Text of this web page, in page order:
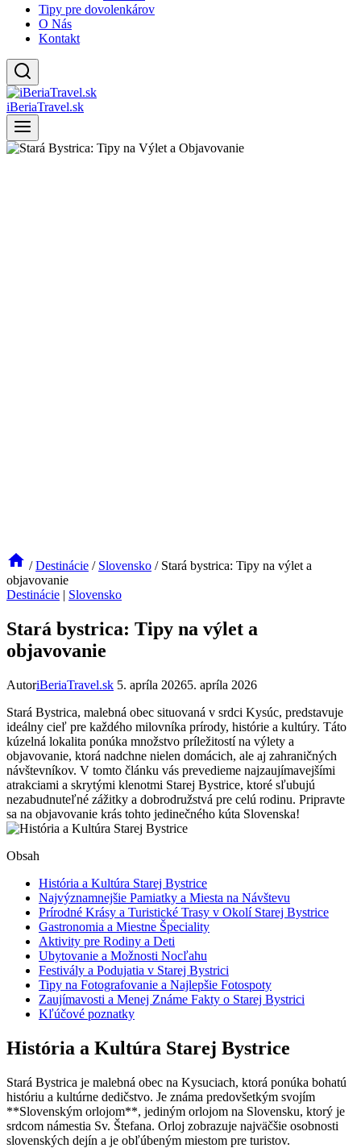
Tipy pre dovolenkárov
O Nás
Kontakt
iBeriaTravel.sk
/ Destinácie / Slovensko / Stará bystrica: Tipy na výlet a
objavovanie
Destinácie | Slovensko
Stará bystrica: Tipy na výlet a
objavovanie
AutoriBeriaTravel.sk 5. apríla 20265. apríla 2026
Stará Bystrica, malebná obec situovaná v srdci Kysúc, predstavuje
ideálny cieľ pre každého milovníka prírody, histórie a kultúry. Táto
kúzelná lokalita ponúka množstvo príležitostí na výlety a
objavovanie, ktorá nadchne nielen domácich, ale aj zahraničných
návštevníkov. V tomto článku vás prevedieme najzaujímavejšími
atrakciami a skrytými klenotmi Starej Bystrice, ktoré sľubujú
nezabudnuteľné zážitky a dobrodružstvá pre celú rodinu. Pripravte
sa na objavovanie krás tohto jedinečného kúta Slovenska!
Obsah
História a Kultúra Starej Bystrice
Najvýznamnejšie Pamiatky a Miesta na Návštevu
Prírodné Krásy a Turistické Trasy v Okolí Starej Bystrice
Gastronomia a Miestne Špeciality
Aktivity pre Rodiny a Deti
Ubytovanie a Možnosti Nocľahu
Festivály a Podujatia v Starej Bystrici
Tipy na Fotografovanie a Najlepšie Fotospoty
Zaujímavosti a Menej Známe Fakty o Starej Bystrici
Kľúčové poznatky
História a Kultúra Starej Bystrice
Stará Bystrica je malebná obec na Kysuciach, ktorá ponúka bohatú
históriu a kultúrne dedičstvo. Je známa predovšetkým svojím
**Slovenským orlojom**, jediným orlojom na Slovensku, ktorý je
srdcom námestia Sv. Štefana. Orloj zobrazuje najväčšie osobnosti
slovenských dejín a je obľúbeným miestom pre turistov.